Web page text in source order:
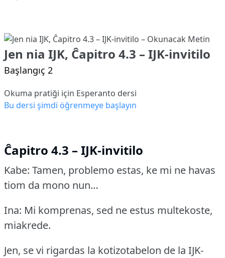
Jen nia IJK, Ĉapitro 4.3 – IJK-invitilo
Başlangıç 2
Okuma pratiği için Esperanto dersi
Bu dersi şimdi öğrenmeye başlayın
Ĉapitro 4.3 – IJK-invitilo
Kabe: Tamen, problemo estas, ke mi ne havas
tiom da mono nun…
Ina: Mi komprenas, sed ne estus multekoste,
miakrede.
Jen, se vi rigardas la kotizotabelon de la IJK-